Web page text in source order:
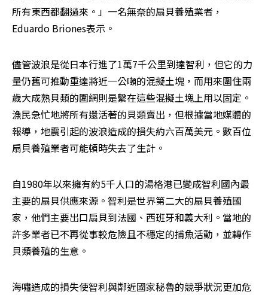
所有東西都翻過來。」一名無奈的扇貝養殖業者，
Eduardo Briones表示。
儘管波浪是從日本行進了1萬7千公里到達智利，但它的力
量仍舊可推動重達將近一公噸的混擬土塊，而用來圍住兩
歲大成熟貝類的圍網則是繫在這些混擬土塊上用以固定。
漁民急忙地將所有還活著的貝類賣出，但根據當地媒體的
報導，地震引起的波浪造成的損失約六百萬美元。數百位
扇貝養殖業者可能頓時失去了生計。
自1980年以來擁有約5千人口的湯格港已變成智利國內最
主要的扇貝供應來源。智利是世界第二大的扇貝養殖國
家，他們主要出口扇貝到法國、西班牙和義大利。當地的
許多業者已不再從事較危險且不穩定的捕魚活動，並轉作
貝類養殖的生意。
海嘯造成的損失使智利與鄰近國家秘魯的競爭狀況更加危